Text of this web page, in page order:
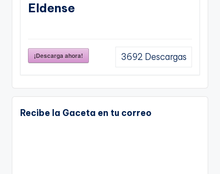
Eldense
¡Descarga ahora! 3692 Descargas
Recibe la Gaceta en tu correo